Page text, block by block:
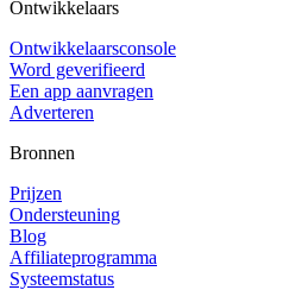
Ontwikkelaars
Ontwikkelaarsconsole
Word geverifieerd
Een app aanvragen
Adverteren
Bronnen
Prijzen
Ondersteuning
Blog
Affiliateprogramma
Systeemstatus